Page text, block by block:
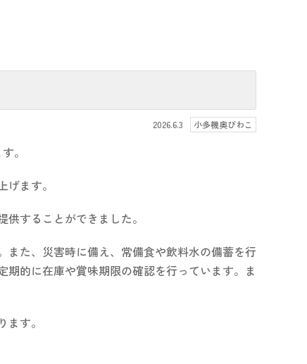
2026.6.3 小多機奥びわこ
。
ます。
することができました。
た、災害時に備え、常備食や飲料水の備蓄を行
的に在庫や賞味期限の確認を行っています。ま
す。